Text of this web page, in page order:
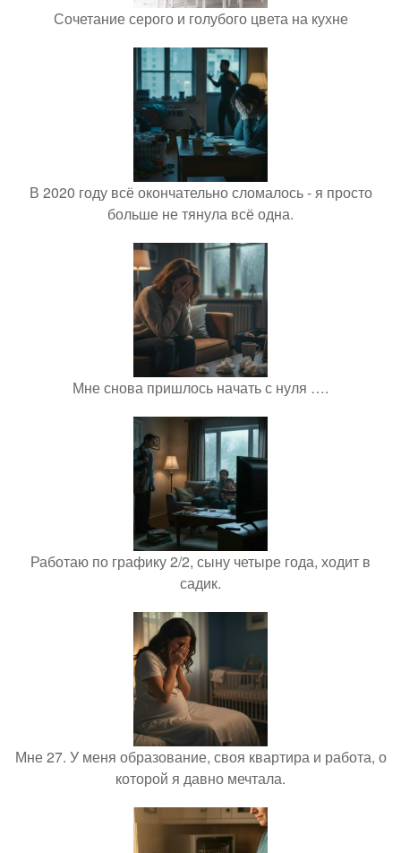
Сочетание серого и голубого цвета на кухне
В 2020 году всё окончательно сломалось - я просто
больше не тянула всё одна.
Мне снова пришлось начать с нуля ….
Работаю по графику 2/2, сыну четыре года, ходит в
садик.
Мне 27. У меня образование, своя квартира и работа, о
которой я давно мечтала.